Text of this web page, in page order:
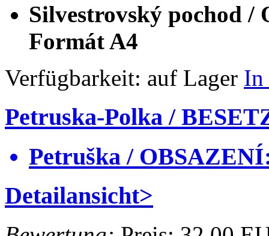
Silvestrovský pochod
Formát A4
Verfügbarkeit: auf Lager In
Petruska-Polka /
Petruška /
Detailansicht>